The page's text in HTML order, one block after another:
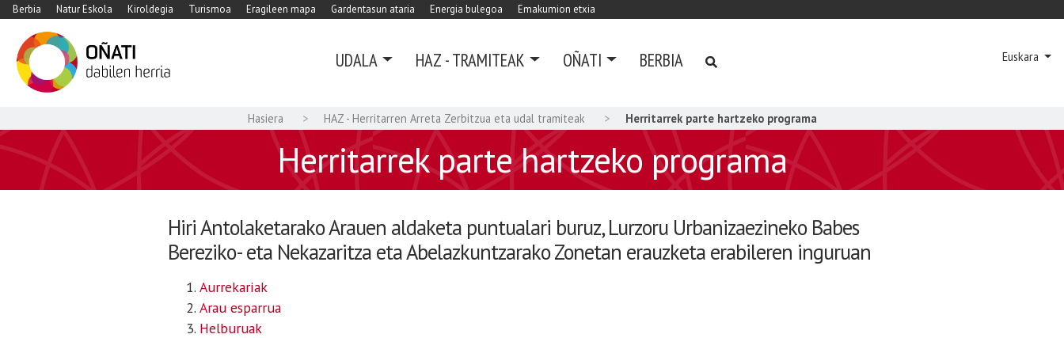
Berbia Natur Eskola Kiroldegia Turismoa Eragileen mapa Gardentasun ataria Energia bulegoa Emakumion etxia
UDALA HAZ - TRAMITEAK OÑATI BERBIA Euskara
Hasiera HAZ - Herritarren Arreta Zerbitzua eta udal tramiteak Herritarrek parte hartzeko programa
Herritarrek parte hartzeko programa
Hiri Antolaketarako Arauen aldaketa puntualari buruz, Lurzoru Urbanizaezineko Babes
Bereziko- eta Nekazaritza eta Abelazkuntzarako Zonetan erauzketa erabileren inguruan
Aurrekariak
Arau esparrua
Helburuak